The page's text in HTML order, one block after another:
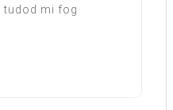
tudod mi fog